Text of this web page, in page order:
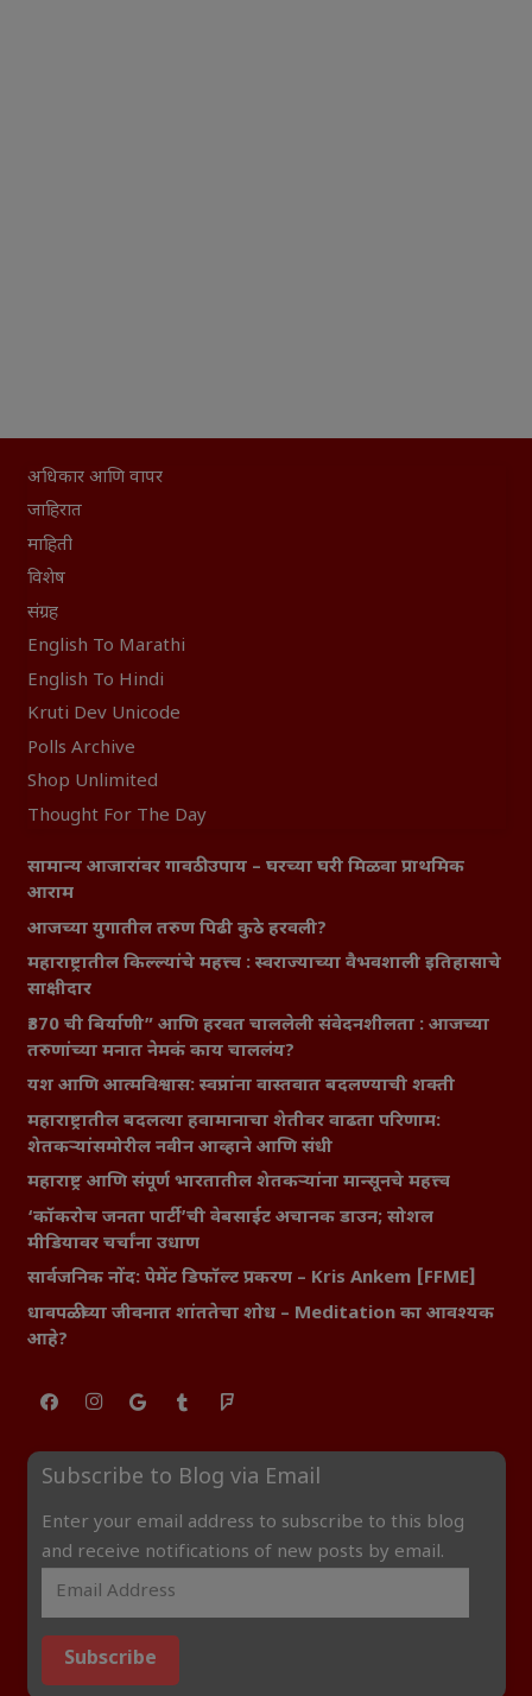
अधिकार आणि वापर
जाहिरात
माहिती
विशेष
संग्रह
English To Marathi
English To Hindi
Kruti Dev Unicode
Polls Archive
Shop Unlimited
Thought For The Day
सामान्य आजारांवर गावठी उपाय – घरच्या घरी मिळवा प्राथमिक
आराम
आजच्या युगातील तरुण पिढी कुठे हरवली?
महाराष्ट्रातील किल्ल्यांचे महत्त्व : स्वराज्याच्या वैभवशाली इतिहासाचे
साक्षीदार
₹370 ची बिर्याणी” आणि हरवत चाललेली संवेदनशीलता : आजच्या
तरुणांच्या मनात नेमकं काय चाललंय?
यश आणि आत्मविश्वास: स्वप्नांना वास्तवात बदलण्याची शक्ती
महाराष्ट्रातील बदलत्या हवामानाचा शेतीवर वाढता परिणाम:
शेतकऱ्यांसमोरील नवीन आव्हाने आणि संधी
महाराष्ट्र आणि संपूर्ण भारतातील शेतकऱ्यांना मान्सूनचे महत्त्व
‘कॉकरोच जनता पार्टी’ची वेबसाईट अचानक डाउन; सोशल
मीडियावर चर्चांना उधाण
सार्वजनिक नोंद: पेमेंट डिफॉल्ट प्रकरण – Kris Ankem [FFME]
धावपळीच्या जीवनात शांततेचा शोध – Meditation का आवश्यक
आहे?
Subscribe to Blog via Email
Enter your email address to subscribe to this blog
and receive notifications of new posts by email.
Subscribe